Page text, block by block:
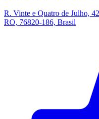
R. Vinte e Quatro de Julho,
RO, 76820-186, Brasil